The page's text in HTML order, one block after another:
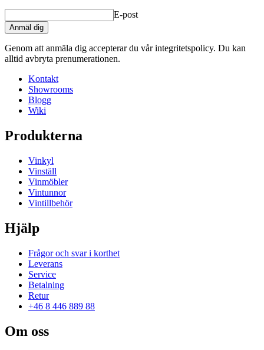
E-post
Anmäl dig
Genom att anmäla dig accepterar du vår integritetspolicy. Du kan
alltid avbryta prenumerationen.
Kontakt
Showrooms
Blogg
Wiki
Produkterna
Vinkyl
Vinställ
Vinmöbler
Vintunnor
Vintillbehör
Hjälp
Frågor och svar i korthet
Leverans
Service
Betalning
Retur
+46 8 446 889 88
Om oss